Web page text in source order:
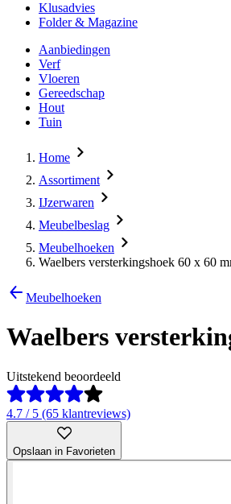
Klusadvies
Folder & Magazine
Aanbiedingen
Verf
Vloeren
Gereedschap
Hout
Tuin
Home
Assortiment
IJzerwaren
Meubelbeslag
Meubelhoeken
Waelbers versterkingshoek 60 x 60
Meubelhoeken
Waelbers
Uitstekend beoordeeld
4.7 / 5 (65 klantreviews)
Opslaan in Favorieten